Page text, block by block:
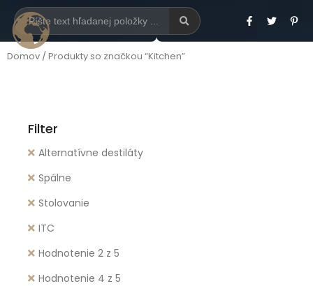
Domov / Produkty so značkou “Kitchen”
Filter
Alternatívne destiláty
Spálne
Stolovanie
ITC
Hodnotenie 2 z 5
Hodnotenie 4 z 5